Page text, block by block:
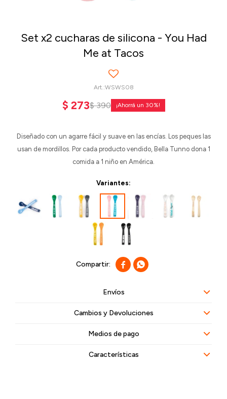
Set x2 cucharas de silicona - You Had
Me at Tacos
WSWS08
$ 273$ 390 30
Diseñado con un agarre fácil y suave en las encías. Los peques las
usan de mordillos. Por cada producto vendido, Bella Tunno dona 1
comida a 1 niño en América.
Variantes:
 
Envíos
Cambios y Devoluciones
Medios de pago
Características